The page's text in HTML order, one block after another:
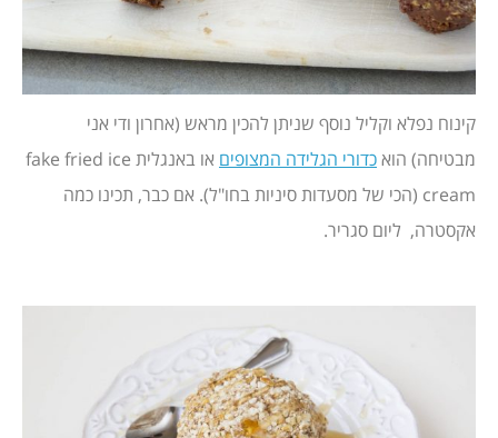
קינוח נפלא וקליל נוסף שניתן להכין מראש (אחרון ודי אני
מבטיחה) הואכדורי הגלידה המצופים
או באנגלית fake fried ice
cream (הכי של מסעדות סיניות בחו"ל). אם כבר, תכינו כמה
אקסטרה, ליום סגריר.